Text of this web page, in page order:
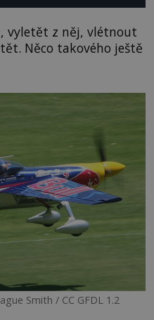
vyletět z něj, vlétnout
Něco takového ještě
Smith / CC GFDL 1.2